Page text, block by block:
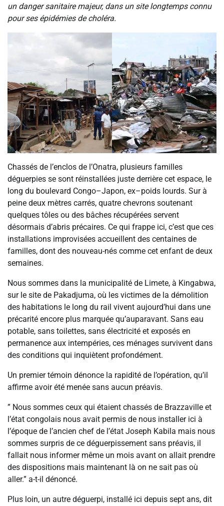
un danger sanitaire majeur, dans un site longtemps connu
pour ses épidémies de choléra.
Chassés de l’enclos de l’Onatra, plusieurs familles
déguerpies se sont réinstallées juste derrière cet espace, le
long du boulevard Congo–Japon, ex–poids lourds. Sur à
peine deux mètres carrés, quatre chevrons soutenant
quelques tôles ou des bâches récupérées servent
désormais d’abris précaires. Ce qui frappe ici, c’est que ces
installations improvisées accueillent des centaines de
familles, dont des nouveau-nés comme cet enfant de deux
semaines.
Nous sommes dans la municipalité de Limete, à Kingabwa,
sur le site de Pakadjuma, où les victimes de la démolition
des habitations le long du rail vivent aujourd’hui dans une
précarité encore plus marquée qu’auparavant. Sans eau
potable, sans toilettes, sans électricité et exposés en
permanence aux intempéries, ces ménages survivent dans
des conditions qui inquiètent profondément.
Un premier témoin dénonce la rapidité de l’opération, qu’il
affirme avoir été menée sans aucun préavis.
” Nous sommes ceux qui étaient chassés de Brazzaville et
l’état congolais nous avait permis de nous installer ici à
l’époque de l’ancien chef de l’état Joseph Kabila mais nous
sommes surpris de ce déguerpissement sans préavis, il
fallait nous informer même un mois avant on allait prendre
des dispositions mais maintenant là on ne sait pas où
aller.” a-t-il dénoncé.
Plus loin, un autre déguerpi, installé ici depuis sept ans, dit